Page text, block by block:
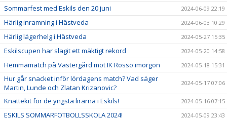
Sommarfest med Eskils den 20 juni 2024-06-09 22:19
Härlig inramning i Hästveda 2024-06-03 10:29
Härlig lägerhelg i Hästveda 2024-05-27 15:35
Eskilscupen har slagit ett mäktigt rekord 2024-05-20 14:58
Hemmamatch på Västergård mot IK Rössö imorgon 2024-05-18 15:31
Hur går snacket inför lördagens match? Vad säger
Martin, Lunde och Zlatan Krizanovic?
2024-05-17 07:06
Knattekit för de yngsta lirarna i Eskils! 2024-05-16 07:15
ESKILS SOMMARFOTBOLLSSKOLA 2024! 2024-05-09 23:43